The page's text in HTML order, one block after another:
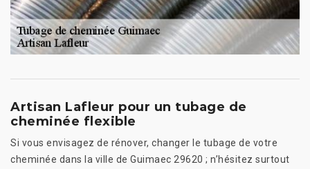
Artisan Lafleur pour un tubage de
cheminée flexible
Si vous envisagez de rénover, changer le tubage de votre
cheminée dans la ville de Guimaec 29620 ; n’hésitez surtout